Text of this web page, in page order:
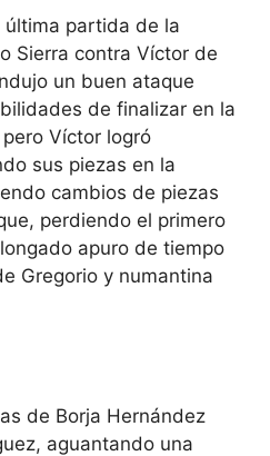
última partida de la
Sierra contra Víctor de
un buen ataque
de finalizar en la
Víctor logró
sus piezas en la
cambios de piezas
perdiendo el primero
apuro de tiempo
Gregorio y numantina
de Borja Hernández
aguantando una